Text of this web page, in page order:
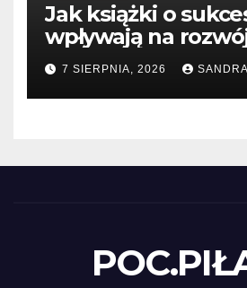
Jak książki o
wpływają na
7 SIERPNIA, 2026 SANDRA